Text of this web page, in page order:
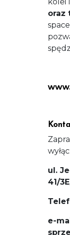
oraz
ul.
41/
e-